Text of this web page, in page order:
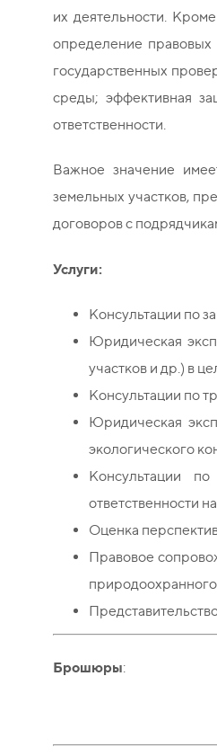
их деятельности.
определение
государственных
среды; эффективная
ответственности.
Важное значение
земельных участков,
договоров с
Услуги:
Консультации по
Юридическая
участков и др.) в
Консультации по
Юридическая
экологического
Консультации
ответственности
Оценка
Правовое
природоохранного
Брошюры: